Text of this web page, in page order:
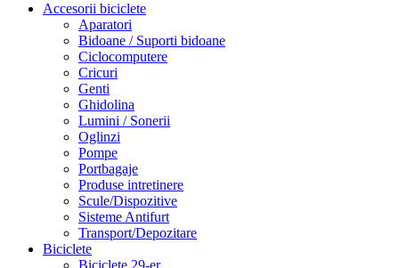
Accesorii biciclete
Aparatori
Bidoane / Suporti bidoane
Ciclocomputere
Cricuri
Genti
Ghidolina
Lumini / Sonerii
Oglinzi
Pompe
Portbagaje
Produse intretinere
Scule/Dispozitive
Sisteme Antifurt
Transport/Depozitare
Biciclete